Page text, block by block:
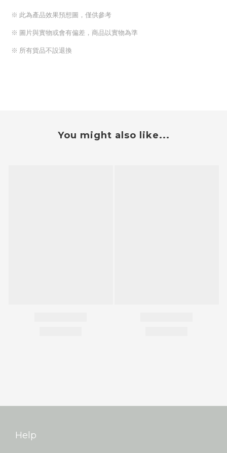
※ 此為產品效果預想圖，僅供參考
※ 圖片與實物或會有偏差，商品以實物為準
※ 所有貨品不設退換
You might also like...
Help